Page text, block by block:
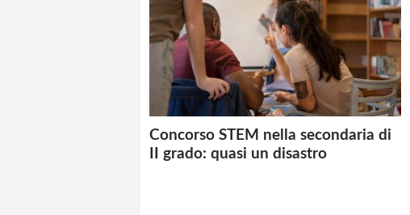
Concorso STEM nella secondaria di
II grado: quasi un disastro